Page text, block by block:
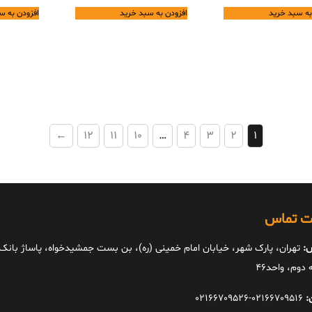
35,800,000 تومان.
is:
32,220,000 تومان.
به سبد خرید
was:
79,800,000 تومان.
price
is: افزودن به سبد خرید افزودن به
1
2
3
4
…
10
11
12
←
تماس
تهران، پارک شهر، خیابان امام خمینی (ره)، بن بست جمشیدخواه، پاساژ بانک
دوم، واحد46